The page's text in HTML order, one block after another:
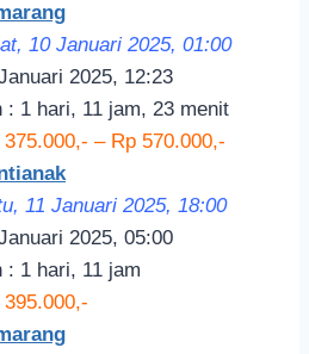
10 Januari 2025, 01:00
2025, 12:23
: 1 hari, 11 jam, 23 menit
– Rp 570.000,-
11 Januari 2025, 18:00
2025, 05:00
: 1 hari, 11 jam